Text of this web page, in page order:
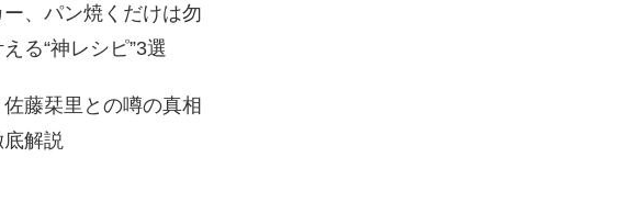
、パン焼くだけは勿
る“神レシピ”3選
藤栞里との噂の真相
解説